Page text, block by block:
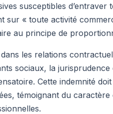
susceptibles
sur « toute activité
au principe de
les relations
sociaux, la
Cette indemnité
témoignant du